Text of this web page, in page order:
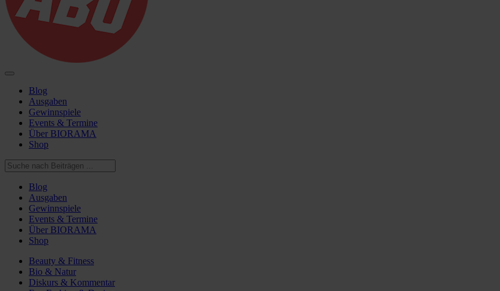
Blog
Ausgaben
Gewinnspiele
Events & Termine
Über BIORAMA
Shop
Blog
Ausgaben
Gewinnspiele
Events & Termine
Über BIORAMA
Shop
Beauty & Fitness
Bio & Natur
Diskurs & Kommentar